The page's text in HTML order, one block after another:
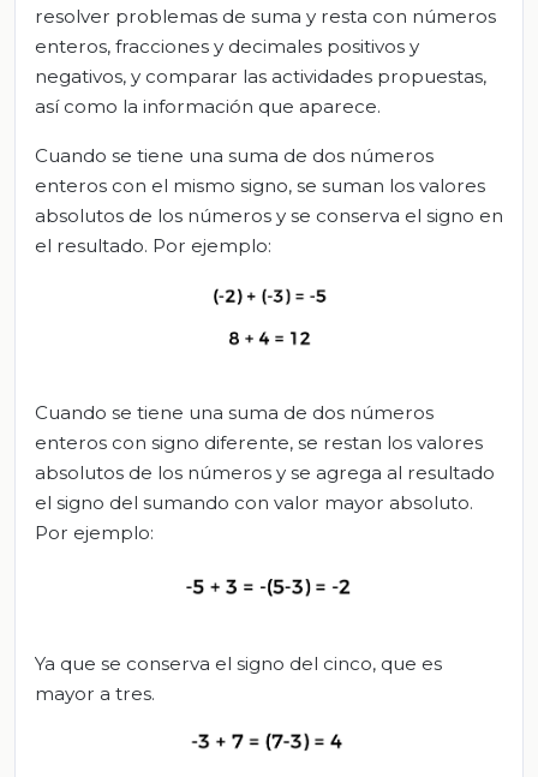
resolver problemas de suma y resta con números
enteros, fracciones y decimales positivos y
negativos, y comparar las actividades propuestas,
así como la información que aparece.
Cuando se tiene una suma de dos números
enteros con el mismo signo, se suman los valores
absolutos de los números y se conserva el signo en
el resultado. Por ejemplo:
Cuando se tiene una suma de dos números
enteros con signo diferente, se restan los valores
absolutos de los números y se agrega al resultado
el signo del sumando con valor mayor absoluto.
Por ejemplo:
Ya que se conserva el signo del cinco, que es
mayor a tres.